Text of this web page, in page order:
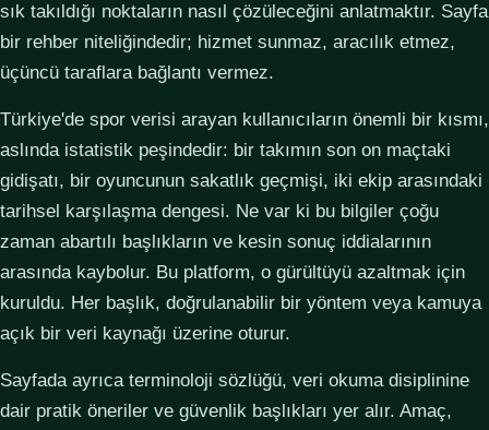
sık takıldığı noktaların nasıl çözüleceğini anlatmaktır. Sayfa
bir rehber niteliğindedir; hizmet sunmaz, aracılık etmez,
üçüncü taraflara bağlantı vermez.
Türkiye'de spor verisi arayan kullanıcıların önemli bir kısmı,
aslında istatistik peşindedir: bir takımın son on maçtaki
gidişatı, bir oyuncunun sakatlık geçmişi, iki ekip arasındaki
tarihsel karşılaşma dengesi. Ne var ki bu bilgiler çoğu
zaman abartılı başlıkların ve kesin sonuç iddialarının
arasında kaybolur. Bu platform, o gürültüyü azaltmak için
kuruldu. Her başlık, doğrulanabilir bir yöntem veya kamuya
açık bir veri kaynağı üzerine oturur.
Sayfada ayrıca terminoloji sözlüğü, veri okuma disiplinine
dair pratik öneriler ve güvenlik başlıkları yer alır. Amaç,